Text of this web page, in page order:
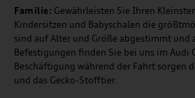
Familie: Gewährleisten Sie Ihren
Kindersitzen und Babyschalen die
sind auf Alter und Größe abgestimmt und
Befestigungen finden Sie bei uns im Audi
Beschäftigung während der Fahrt sorgen
und das Gecko-Stofftier.